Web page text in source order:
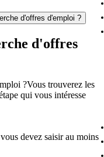
d'offres d'emploi ?
d'offres
?Vous trouverez les
qui vous intéresse
devez saisir au moins